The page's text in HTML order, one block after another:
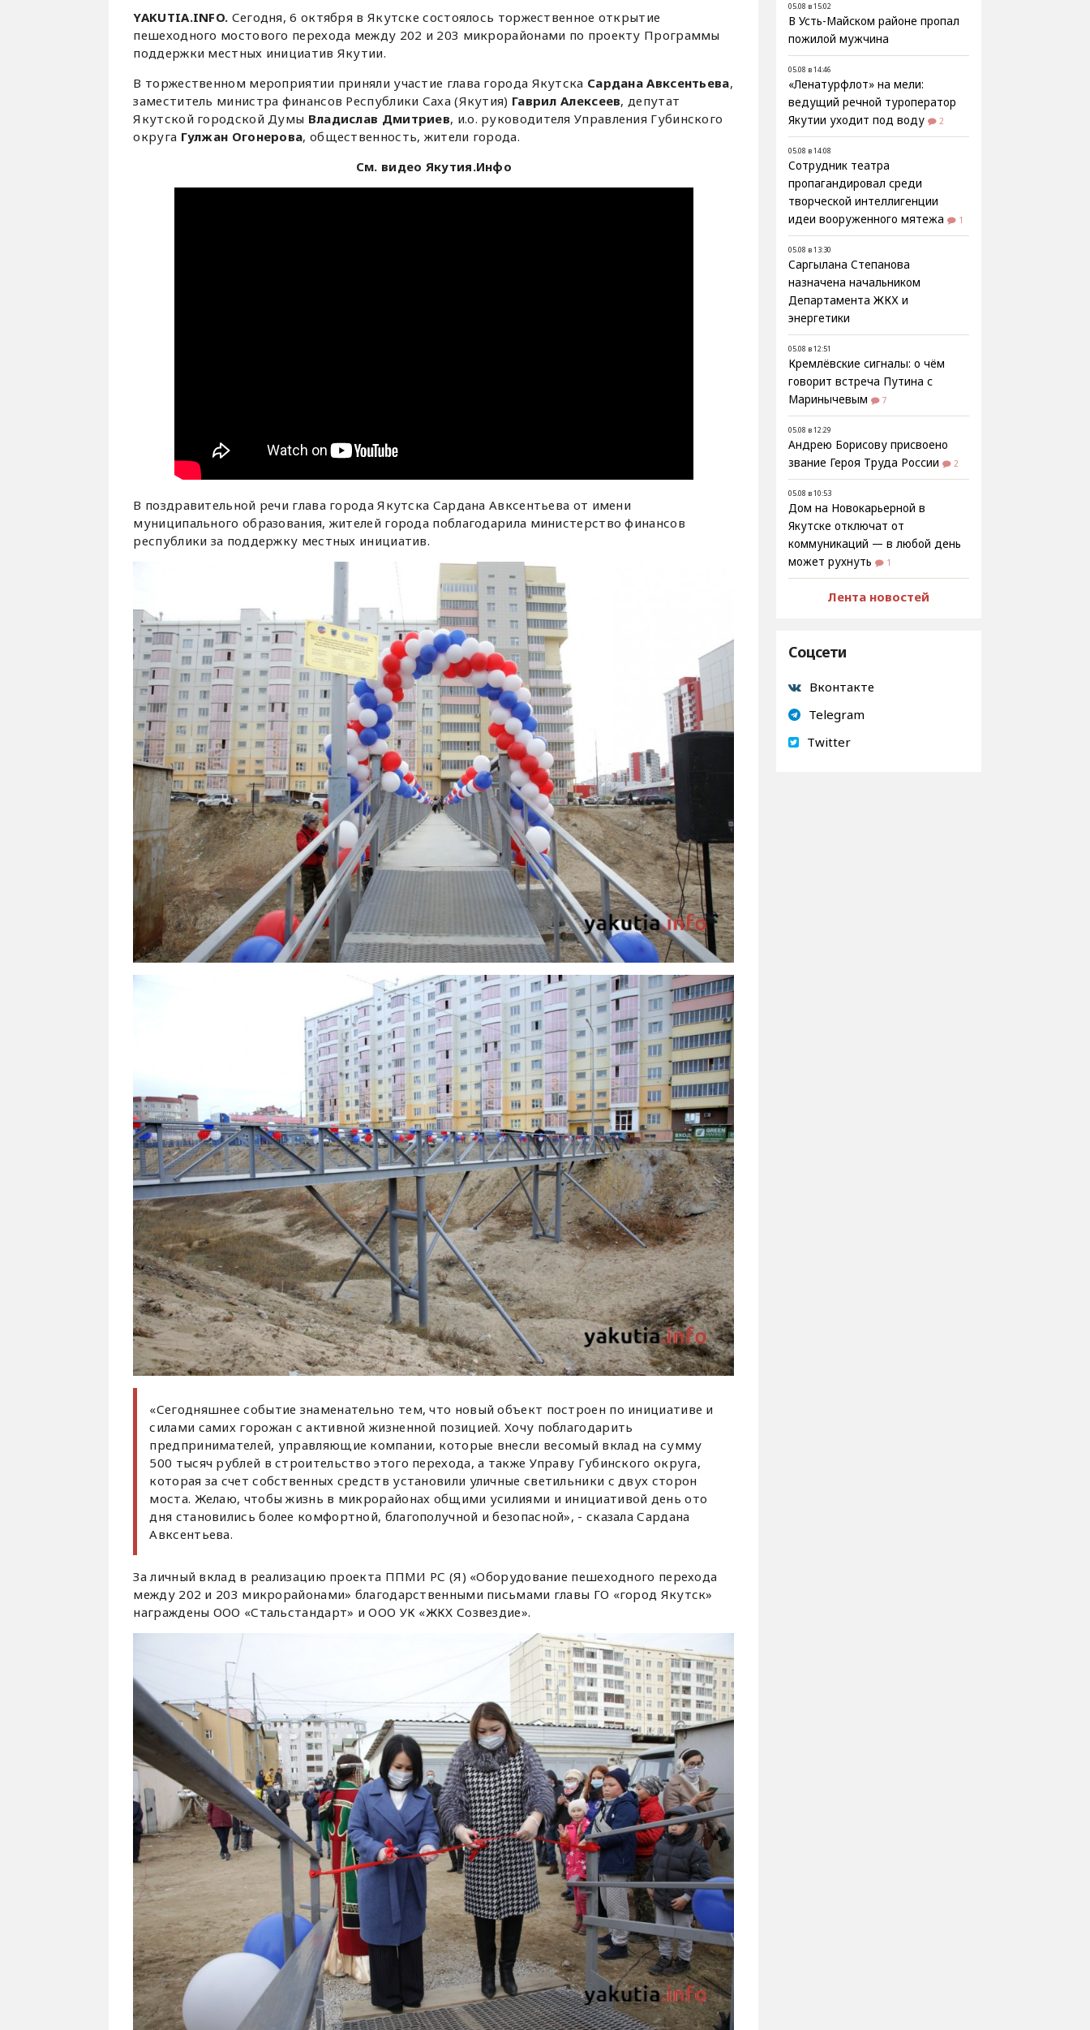
YAKUTIA.INFO. Сегодня, 6 октября в Якутске состоялось торжественное открытие
пешеходного мостового перехода между 202 и 203 микрорайонами по проекту Программы
поддержки местных инициатив Якутии.
В торжественном мероприятии приняли участие глава города Якутска Сардана Авксентьева,
заместитель министра финансов Республики Саха (Якутия) Гаврил Алексеев, депутат
Якутской городской Думы Владислав Дмитриев, и.о. руководителя Управления Губинского
округа Гулжан Огонерова, общественность, жители города.
См. видео Якутия.Инфо
В поздравительной речи глава города Якутска Сардана Авксентьева от имени
муниципального образования, жителей города поблагодарила министерство финансов
республики за поддержку местных инициатив.
«Сегодняшнее событие знаменательно тем, что новый объект построен по инициативе и
силами самих горожан с активной жизненной позицией. Хочу поблагодарить
предпринимателей, управляющие компании, которые внесли весомый вклад на сумму
500 тысяч рублей в строительство этого перехода, а также Управу Губинского округа,
которая за счет собственных средств установили уличные светильники с двух сторон
моста. Желаю, чтобы жизнь в микрорайонах общими усилиями и инициативой день ото
дня становились более комфортной, благополучной и безопасной», - сказала Сардана
Авксентьева.
За личный вклад в реализацию проекта ППМИ РС (Я) «Оборудование пешеходного перехода
между 202 и 203 микрорайонами» благодарственными письмами главы ГО «город Якутск»
награждены ООО «Стальстандарт» и ООО УК «ЖКХ Созвездие».
05.08 в 15:02
В Усть-Майском районе пропал
пожилой мужчина
05.08 в 14:46
«Ленатурфлот» на мели:
ведущий речной туроператор
Якутии уходит под воду
2
05.08 в 14:08
Сотрудник театра
пропагандировал среди
творческой интеллигенции
идеи вооруженного мятежа
1
05.08 в 13:30
Саргылана Степанова
назначена начальником
Департамента ЖКХ и
энергетики
05.08 в 12:51
Кремлёвские сигналы: о чём
говорит встреча Путина с
Маринычевым
7
05.08 в 12:29
Андрею Борисову присвоено
звание Героя Труда России
2
05.08 в 10:53
Дом на Новокарьерной в
Якутске отключат от
коммуникаций — в любой день
может рухнуть
1
Лента новостей
Соцсети
Вконтакте
Telegram
Twitter